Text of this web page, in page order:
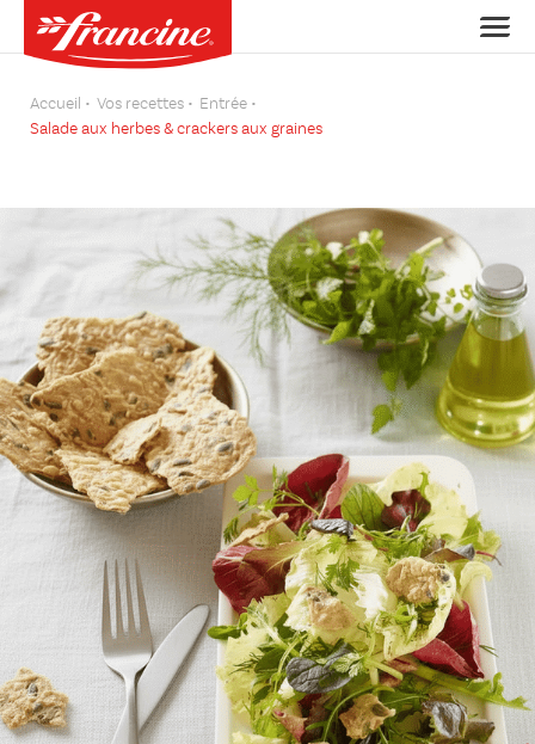
Accueil Vos recettes
Entrée
Salade aux herbes & crackers aux graines